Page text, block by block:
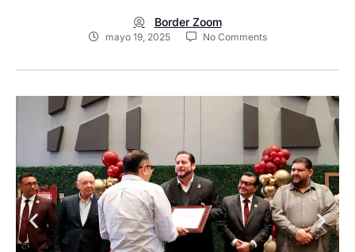
Border Zoom
mayo 19, 2025 No Comments